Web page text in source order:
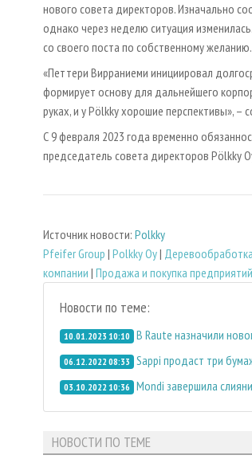
нового совета директоров. Изначально
однако через неделю ситуация
со своего поста по собственному желанию.
«Петтери Вирраниеми инициировал
формирует основу для дальнейшего
руках, и у Pölkky хорошие перспективы», –
С 9 февраля 2023 года временно
председатель совета директоров Pölkky
Источник новости: Polkky
Pfeifer Group | Polkky Oy| Деревообработка
компании | Продажа и покупка предприятий
Новости по теме:
10.01.2023 10:10 В Raute назначили
06.12.2022 08:33 Sappi продаст три
03.10.2022 10:36 Mondi завершила
НОВОСТИ ПО ТЕМЕ